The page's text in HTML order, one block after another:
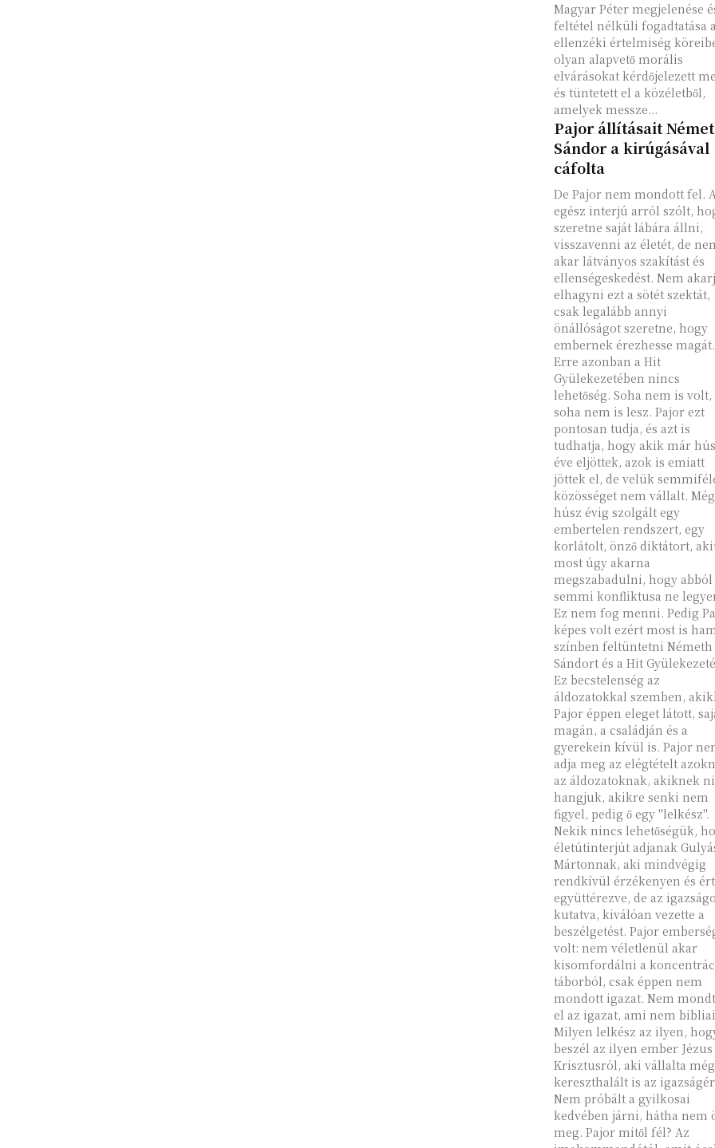
Magyar Péter megjelenése
feltétel nélküli fogadtatása
ellenzéki értelmiség
olyan alapvető morális
elvárásokat kérdőjelezett
és tüntetett el a közéletből,
amelyek messze...
Pajor állításait
Sándor a kirúgásával
cáfolta
De Pajor nem mondott fel.
egész interjú arról szólt,
szeretne saját lábára állni,
visszavenni az életét, de
akar látványos szakítást és
ellenségeskedést. Nem
elhagyni ezt a sötét szektát,
csak legalább annyi
önállóságot szeretne, hogy
embernek érezhesse magát.
Erre azonban a Hit
Gyülekezetében nincs
lehetőség. Soha nem is volt,
soha nem is lesz. Pajor ezt
pontosan tudja, és azt is
tudhatja, hogy akik már
éve eljöttek, azok is emiatt
jöttek el, de velük
közösséget nem vállalt. Még
húsz évig szolgált egy
embertelen rendszert, egy
korlátolt, önző diktátort,
most úgy akarna
megszabadulni, hogy abból
semmi konfliktusa ne
Ez nem fog menni. Pedig Pajor
képes volt ezért most is
színben feltüntetni Németh
Sándort és a Hit
Ez becstelenség az
áldozatokkal szemben,
Pajor éppen eleget látott,
magán, a családján és a
gyerekein kívül is. Pajor
adja meg az elégtételt
az áldozatoknak, akiknek
hangjuk, akikre senki nem
figyel, pedig ő egy "lelkész".
Nekik nincs lehetőségük,
életútinterjút adjanak
Mártonnak, aki mindvégig
rendkívül érzékenyen és
együttérezve, de az
kutatva, kiválóan vezette a
beszélgetést. Pajor
volt: nem véletlenül akar
kisomfordálni a
táborból, csak éppen nem
mondott igazat. Nem
el az igazat, ami nem
Milyen lelkész az ilyen,
beszél az ilyen ember Jézus
Krisztusról, aki vállalta
kereszthalált is az
Nem próbált a gyilkosai
kedvében járni, hátha nem
meg. Pajor mitől fél? Az